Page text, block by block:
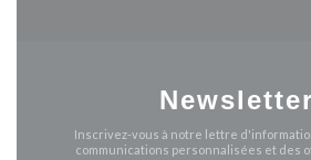
Newsletter
Inscrivez-vous à notre lettre
communications personnalisées et des